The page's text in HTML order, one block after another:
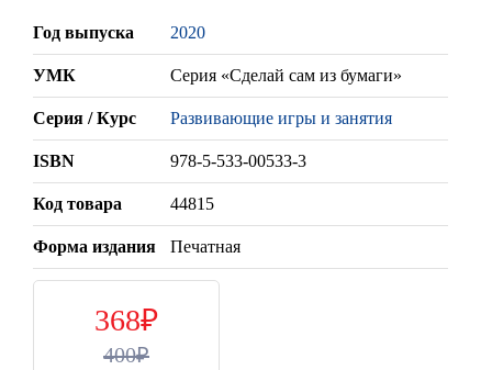
Год выпуска 2020
УМК Серия «Сделай сам из бумаги»
Серия / Курс Развивающие игры и занятия
ISBN 978-5-533-00533-3
Код товара 44815
Форма издания Печатная
368
400